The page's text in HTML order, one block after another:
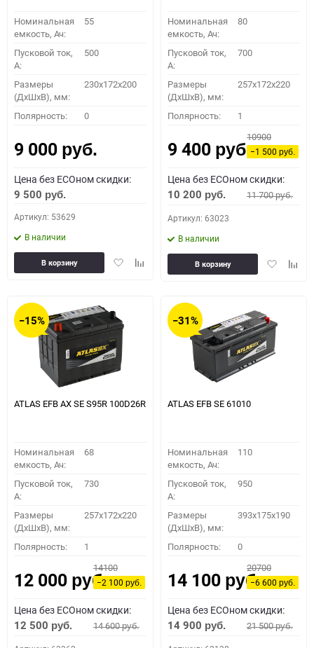
Номинальная
емкость, Ач:
55
Пусковой ток,
A:
500
Размеры
(ДхШхВ), мм:
230x172x200
Полярность: 0
9 000 руб.
Цена без ECOном скидки:
9 500 руб.
Артикул: 53629
В наличии
ДобавитьДобавить
В корзину
Номинальная
емкость, Ач:
80
Пусковой ток,
A:
700
Размеры
(ДхШхВ), мм:
257x172x220
Полярность: 1
9 400 руб.
10900
−1 500руб.
Цена без ECOном скидки:
10 200 руб. 11 700руб.
Артикул: 63023
В наличии
Добавить
В корзину
−15%
ATLAS EFB AX SE S95R 100D26R
Номинальная
емкость, Ач:
68
Пусковой ток,
A:
730
Размеры
(ДхШхВ), мм:
257x172x220
Полярность: 1
12 000 руб.
14100
−2 100руб.
Цена без ECOном скидки:
12 500 руб. 14 600руб.
−31%
ATLAS EFB SE 61010
Номинальная
емкость, Ач:
110
Пусковой ток,
A:
950
Размеры
(ДхШхВ), мм:
393x175x190
Полярность: 0
14 100 руб.
20700
−6 600руб.
Цена без ECOном скидки:
14 900 руб. 21 500руб.